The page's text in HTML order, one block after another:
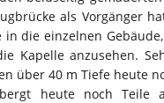
als Vorgänger
die einzelnen
Kapelle anzusehen.
über 40 m Tiefe heute
heute noch Teile